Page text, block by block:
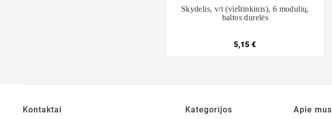
Skydelis, v/t (virštinkinis), 6 modulių,
baltos durelės
5,15 €
Kontaktai Kategorijos Apie mus